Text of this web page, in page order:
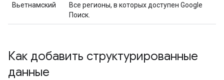
Вьетнамский
Все регионы, в которых доступен Google
Поиск.
Как добавить структурированные
данные